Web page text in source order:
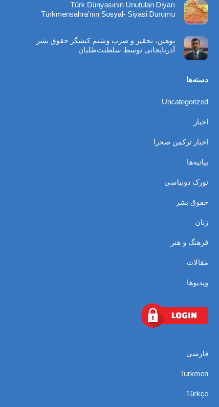
Türk Dünyasının Unutulan Diyarı
Türkmensahra’nın Sosyal- Siyasi Durumu
توهین، تحقیر و ضرب ‌وشتم کنشگر حقوق بشر
آذربایجانی توسط سلطنت‌طلبان
دسته‌ها
Uncategorized
اخبار
اخبار ترکمن صحرا
بیانیه‌ها
تورک دونیاسی
حقوق بشر
زنان
فرهنگ و هنر
مقالات
ویدیوها
فارسی
Turkmen
Türkçe